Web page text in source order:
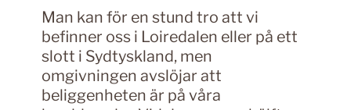
Man kan för en stund tro att vi
befinner oss i Loiredalen eller på ett
slott i Sydtyskland, men
omgivningen avslöjar att
beliggenheten är på våra